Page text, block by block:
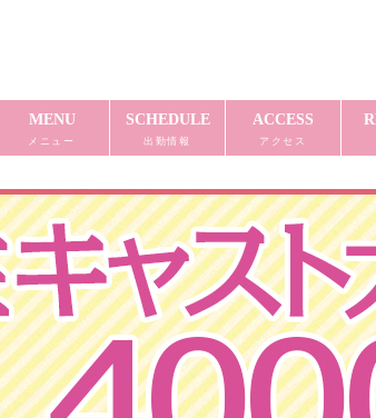
MENU
メニュー
SCHEDULE
出勤情報
ACCESS
アクセス